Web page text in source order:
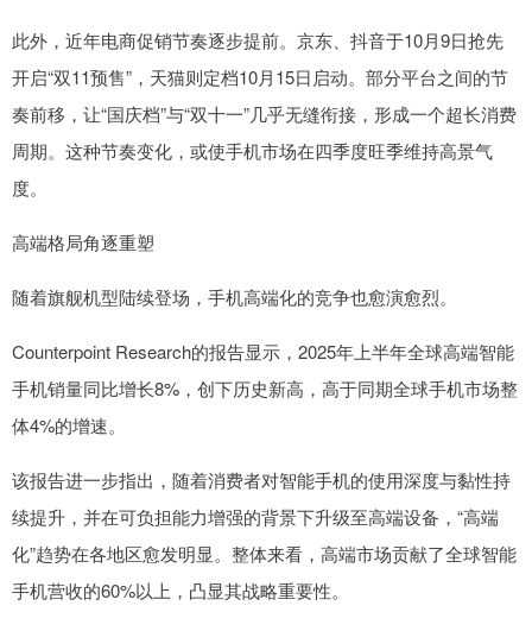
此外，近年电商促销节奏逐步提前。京东、抖音于10月9日抢先
开启“双11预售”，天猫则定档10月15日启动。部分平台之间的节
奏前移，让“国庆档”与“双十一”几乎无缝衔接，形成一个超长消费
周期。这种节奏变化，或使手机市场在四季度旺季维持高景气
度。
高端格局角逐重塑
随着旗舰机型陆续登场，手机高端化的竞争也愈演愈烈。
Counterpoint Research的报告显示，2025年上半年全球高端智能
手机销量同比增长8%，创下历史新高，高于同期全球手机市场整
体4%的增速。
该报告进一步指出，随着消费者对智能手机的使用深度与黏性持
续提升，并在可负担能力增强的背景下升级至高端设备，“高端
化”趋势在各地区愈发明显。整体来看，高端市场贡献了全球智能
手机营收的60%以上，凸显其战略重要性。